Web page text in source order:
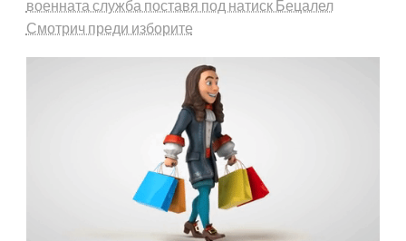
военната служба поставя под натиск Бецалел
Смотрич преди изборите